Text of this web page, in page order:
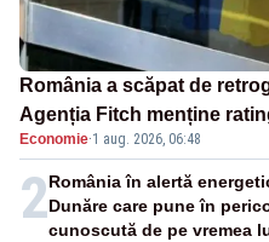
România a scăpat de
Agenția Fitch menține
negativă
Economie·1 aug. 2026, 06:48
2România în alertă
Dunăre care pune în
cunoscută de pe vremea